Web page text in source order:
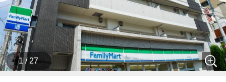
1 / 27